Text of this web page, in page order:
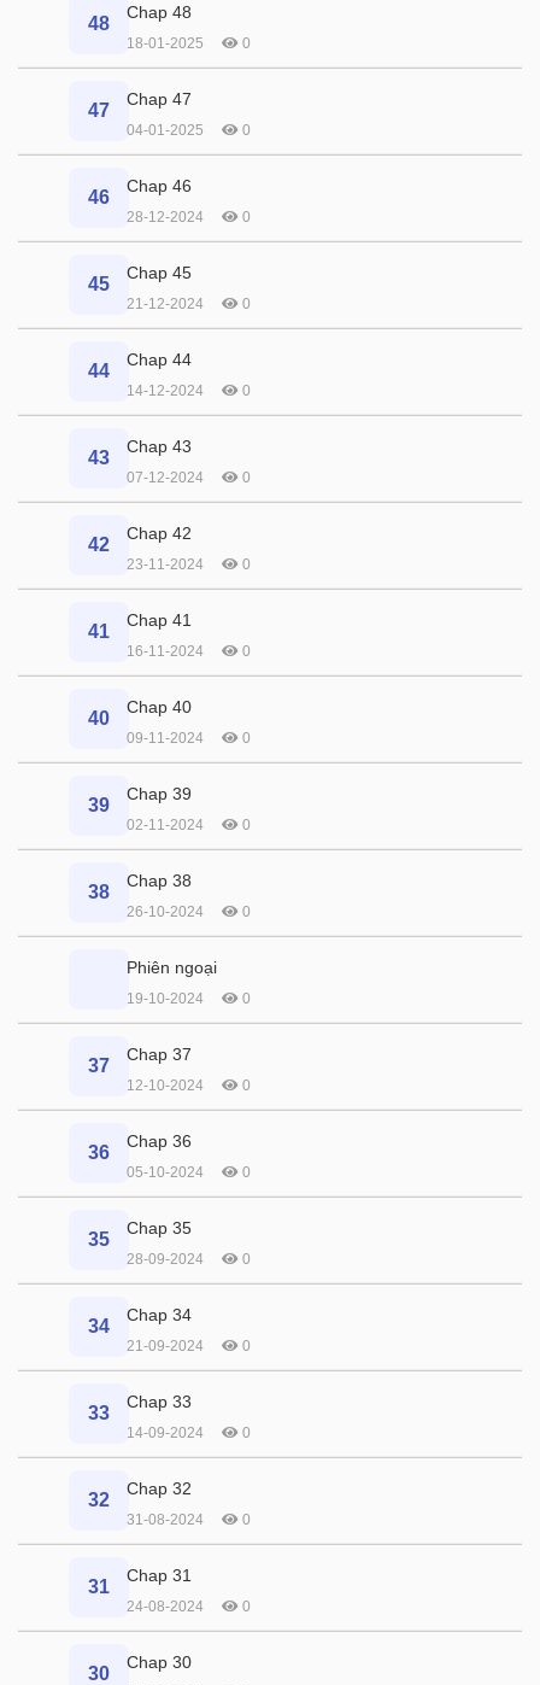
48
Chap 48
18-01-2025 0
47
Chap 47
04-01-2025 0
46
Chap 46
28-12-2024 0
45
Chap 45
21-12-2024 0
44
Chap 44
14-12-2024 0
43
Chap 43
07-12-2024 0
42
Chap 42
23-11-2024 0
41
Chap 41
16-11-2024 0
40
Chap 40
09-11-2024 0
39
Chap 39
02-11-2024 0
38
Chap 38
26-10-2024 0
Phiên ngoại
19-10-2024 0
37
Chap 37
12-10-2024 0
36
Chap 36
05-10-2024 0
35
Chap 35
28-09-2024 0
34
Chap 34
21-09-2024 0
33
Chap 33
14-09-2024 0
32
Chap 32
31-08-2024 0
31
Chap 31
24-08-2024 0
30
Chap 30